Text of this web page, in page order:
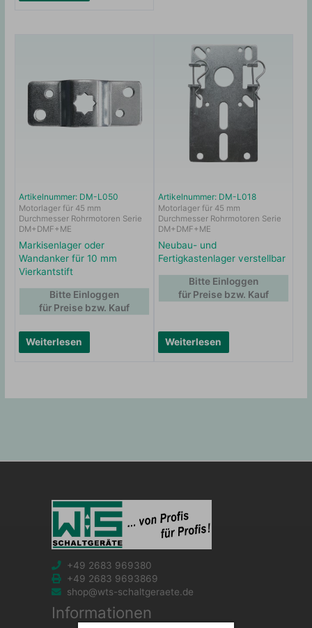
Artikelnummer: DM-L050
Motorlager für 45 mm
Durchmesser Rohrmotoren Serie
DM+DMF+ME
Markisenlager oder
Wandanker für 10 mm
Vierkantstift
Weiterlesen
Bitte Einloggen
für Preise bzw. Kauf
Artikelnummer: DM-L018
Motorlager für 45 mm
Durchmesser Rohrmotoren Serie
DM+DMF+ME
Neubau- und
Fertigkastenlager verstellbar
Weiterlesen
Bitte Einloggen
für Preise bzw. Kauf
+49 2683 969380
+49 2683 9693869
shop@wts-schaltgeraete.de
Informationen